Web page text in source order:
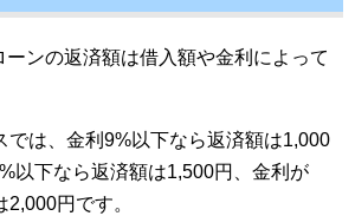
ーンの返済額は借入額や金利によって
では、金利9%以下なら返済額は1,000
以下なら返済額は1,500円、金利が
円です。